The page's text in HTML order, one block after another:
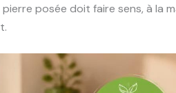
posée doit faire sens, à la